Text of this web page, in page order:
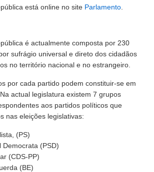
está online no site Parlamento
é actualmente composta por 230
sufrágio universal e direto dos cidadãos
no território nacional e no estrangeiro.
por cada partido podem constituir-se em
actual legislatura existem 7 grupos
aos partidos políticos que
nas eleições legislativas:
(PS)
Democrata (PSD)
(CDS-PP)
(BE)